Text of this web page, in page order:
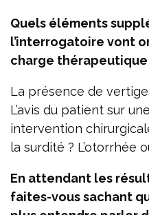
Quels éléments
l’interrogatoire vont
charge thérapeutique
La présence de
L’avis du patient sur
intervention
la surdité ? L’otorrhée
En attendant les
faites-vous sachant